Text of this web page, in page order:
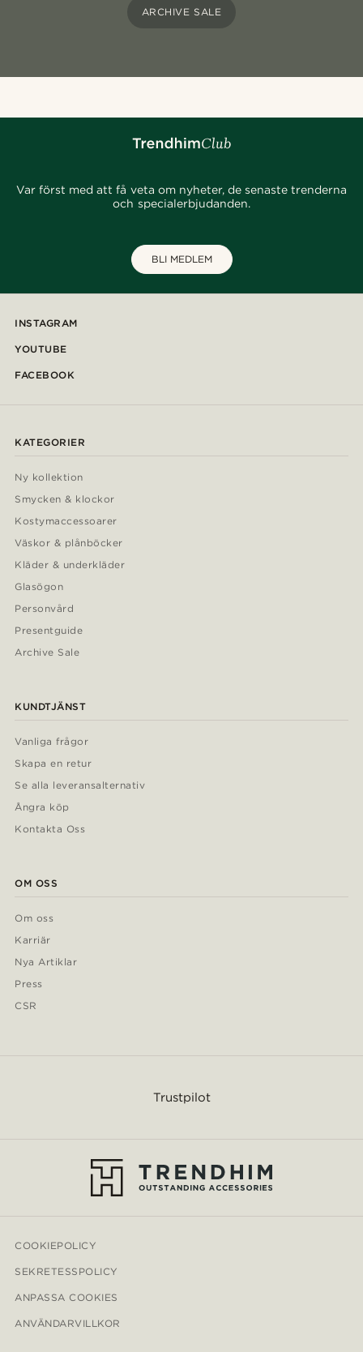
ARCHIVE SALE
Var först med att få veta om nyheter, de senaste trenderna
och specialerbjudanden.
BLI MEDLEM
INSTAGRAM
YOUTUBE
FACEBOOK
KATEGORIER
Ny kollektion
Smycken & klockor
Kostymaccessoarer
Väskor & plånböcker
Kläder & underkläder
Glasögon
Personvård
Presentguide
Archive Sale
KUNDTJÄNST
Vanliga frågor
Skapa en retur
Se alla leveransalternativ
Ångra köp
Kontakta Oss
OM OSS
Om oss
Karriär
Nya Artiklar
Press
CSR
Trustpilot
COOKIEPOLICY
SEKRETESSPOLICY
ANPASSA COOKIES
ANVÄNDARVILLKOR